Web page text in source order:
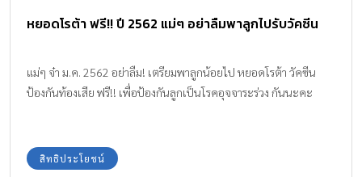
หยอดโรต้า ฟรี!! ปี 2562 แม่ๆ อย่าลืมพาลูกไปรับวัคซีน
แม่ๆ จ๋า ม.ค. 2562 อย่าลืม! เตรียมพาลูกน้อยไป หยอดโรต้า วัคซีน
ป้องกันท้องเสีย ฟรี!! เพื่อป้องกันลูกเป็นโรคอุจจาระร่วง กันนะคะ
สิทธิประโยชน์